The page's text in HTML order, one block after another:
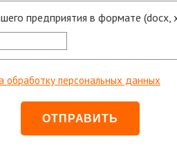
предприятия в формате (docx,
обработку персональных данных